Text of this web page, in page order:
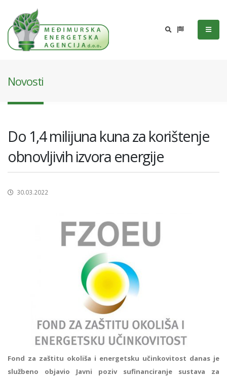
Novosti
Do 1,4 milijuna kuna za korištenje
obnovljivih izvora energije
30.03.2022
Fond za zaštitu okoliša i energetsku učinkovitost danas je
službeno objavio Javni poziv sufinanciranje sustava za